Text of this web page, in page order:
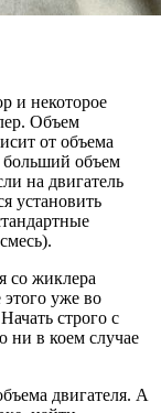
и некоторое
Объем
от объема
больший объем
на двигатель
установить
со жиклера
уже во
строго с
ни в коем случае
двигателя. А